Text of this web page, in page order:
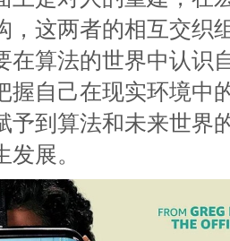
，这两者的相互交织
在算法的世界中认识
握自己在现实环境中
予到算法和未来世界
展。